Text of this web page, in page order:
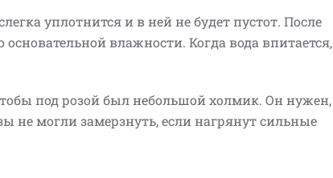
уплотнится и в ней не будет пустот. После
влажности. Когда вода впитается,
под розой был небольшой холмик. Он нужен,
не могли замерзнуть, если нагрянут сильные